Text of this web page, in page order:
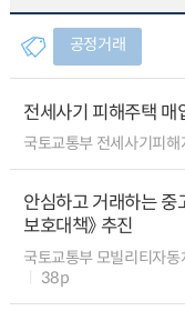
공정거래
전세사기 피해주택 매
국토교통부 전세사기피
안심하고 거래하는 중
보호대책》 추진
국토교통부 모빌리티자
38p